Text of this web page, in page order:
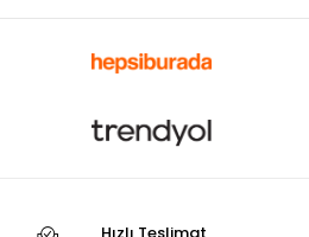
Hızlı Teslimat